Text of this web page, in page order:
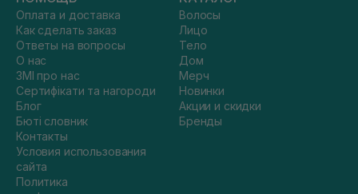
Оплата и доставка
Как сделать заказ
Ответы на вопросы
О нас
ЗМІ про нас
Сертифікати та нагороди
Блог
Бюті словник
Контакты
Условия использования
сайта
Политика
Волосы
Лицо
Тело
Дом
Мерч
Новинки
Акции и скидки
Бренды